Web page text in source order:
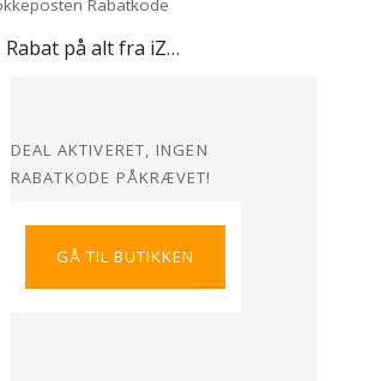
15% Rabat på alt fra iZ Sock hos Sokkeposten
DEAL AKTIVERET, INGEN
RABATKODE PÅKRÆVET!
GÅ TIL BUTIKKEN